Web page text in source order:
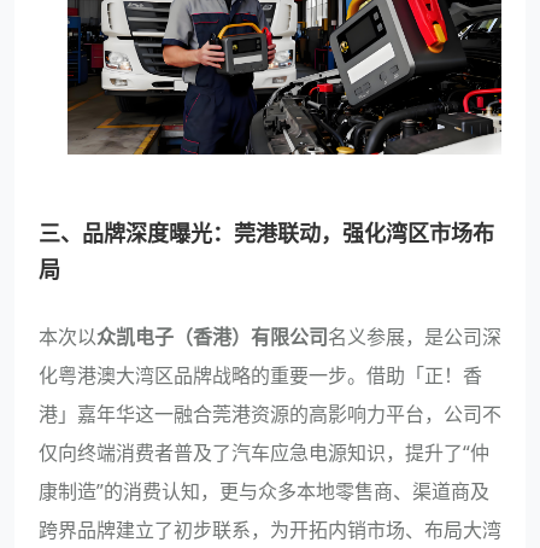
三、品牌深度曝光：莞港联动，强化湾区市场布
局
本次以众凯电子（香港）有限公司名义参展，是公司深
化粤港澳大湾区品牌战略的重要一步。借助「正！香
港」嘉年华这一融合莞港资源的高影响力平台，公司不
仅向终端消费者普及了汽车应急电源知识，提升了“仲
康制造”的消费认知，更与众多本地零售商、渠道商及
跨界品牌建立了初步联系，为开拓内销市场、布局大湾